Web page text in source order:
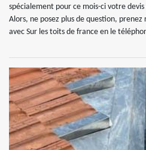
spécialement pour ce mois-ci votre
Alors, ne posez plus de question,
avec Sur les toits de france en le